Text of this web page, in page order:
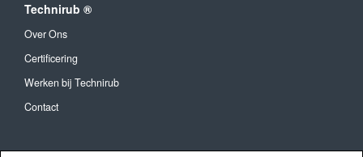
Technirub ®
Over Ons
Certificering
Werken bij Technirub
Contact